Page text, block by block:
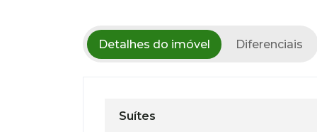
Detalhes do imóvel Diferenciais
Suítes